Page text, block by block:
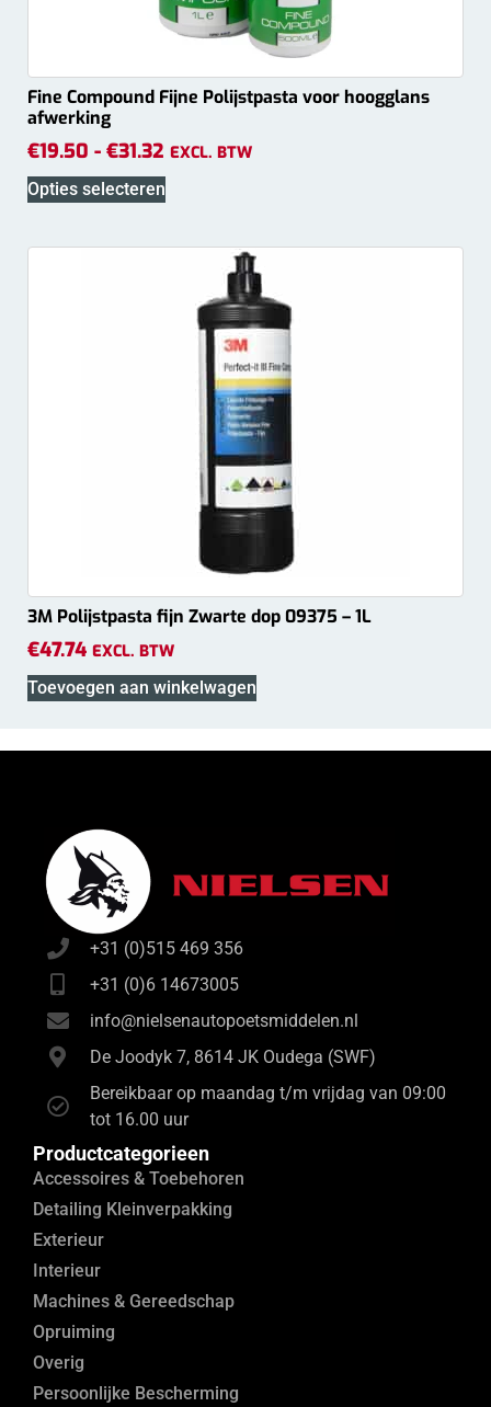
Fine Compound Fijne Polijstpasta voor hoogglans
afwerking
€19.50 - €31.32 EXCL. BTW
Opties selecteren
3M Polijstpasta fijn Zwarte dop 09375 – 1L
€47.74 EXCL. BTW
Toevoegen aan winkelwagen
+31 (0)515 469 356
+31 (0)6 14673005
info@nielsenautopoetsmiddelen.nl
De Joodyk 7, 8614 JK Oudega (SWF)
Bereikbaar op maandag t/m vrijdag van 09:00
tot 16.00 uur
Productcategorieen
Accessoires & Toebehoren
Detailing Kleinverpakking
Exterieur
Interieur
Machines & Gereedschap
Opruiming
Overig
Persoonlijke Bescherming